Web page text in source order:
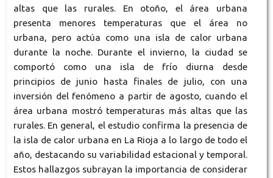
altas que las rurales. En otoño, el área urbana
presenta menores temperaturas que el área no
urbana, pero actúa como una isla de calor urbana
durante la noche. Durante el invierno, la ciudad se
comportó como una isla de frío diurna desde
principios de junio hasta finales de julio, con una
inversión del fenómeno a partir de agosto, cuando el
área urbana mostró temperaturas más altas que las
rurales. En general, el estudio confirma la presencia de
la isla de calor urbana en La Rioja a lo largo de todo el
año, destacando su variabilidad estacional y temporal.
Estos hallazgos subrayan la importancia de considerar